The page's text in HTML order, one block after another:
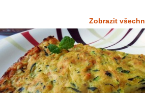
Zobrazit